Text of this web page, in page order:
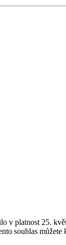
v platnost 25.
souhlas